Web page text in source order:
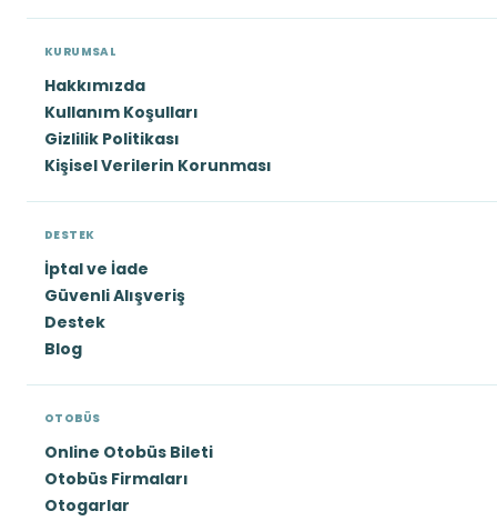
KURUMSAL
Hakkımızda
Kullanım Koşulları
Gizlilik Politikası
Kişisel Verilerin Korunması
DESTEK
İptal ve İade
Güvenli Alışveriş
Destek
Blog
OTOBÜS
Online Otobüs Bileti
Otobüs Firmaları
Otogarlar